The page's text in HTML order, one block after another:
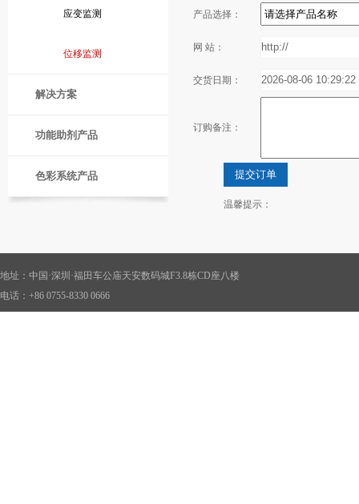
应变监测
位移监测
解决方案
功能助剂产品
色彩系统产品
产品选择：
网 站：
交货日期：
订购备注：
温馨提示：
地址：中国·深圳·福田车公庙天安数码城F3.8栋CD座八楼
电话：+86 0755-8330 0666